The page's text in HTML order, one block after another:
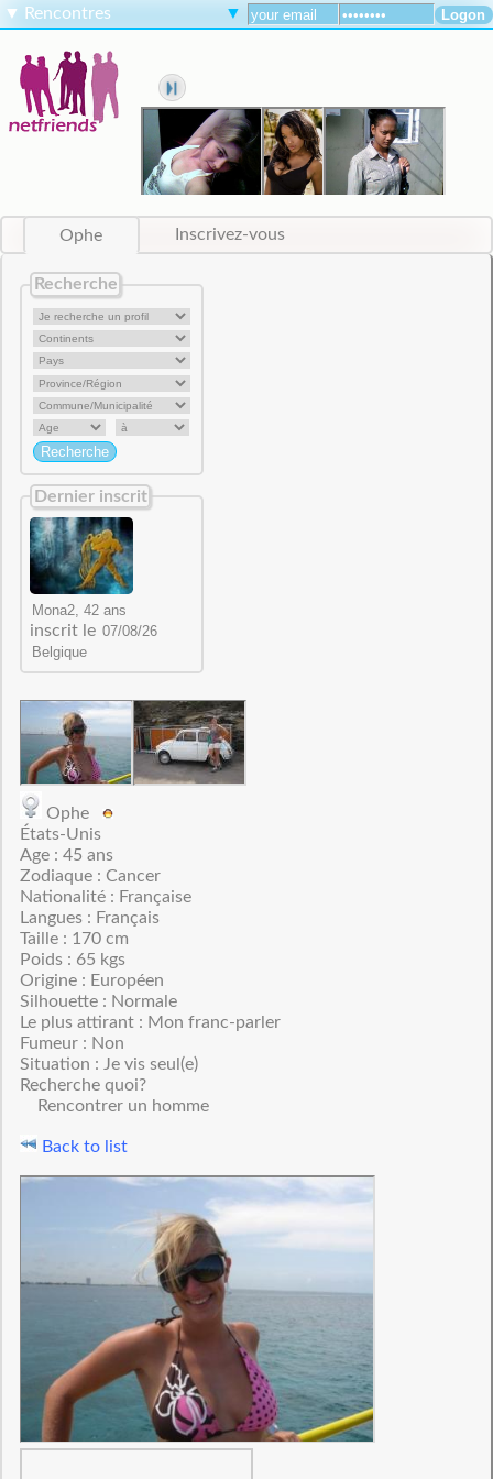
▼ Rencontres ▼
Ophe Inscrivez-vous
Recherche
Dernier inscrit
inscrit le
Ophe
États-Unis
Age : 45 ans
Zodiaque : Cancer
Nationalité : Française
Langues : Français
Taille : 170 cm
Poids : 65 kgs
Origine : Européen
Silhouette : Normale
Le plus attirant : Mon franc-parler
Fumeur : Non
Situation : Je vis seul(e)
Recherche quoi?
Rencontrer un homme
Back to list